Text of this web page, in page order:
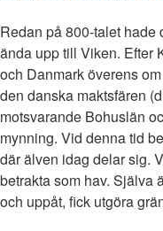
Redan på 800-talet hade
ända upp till Viken. Efter
och Danmark överens
den danska maktsfären
motsvarande Bohuslän
mynning. Vid denna tid
där älven idag delar sig.
betrakta som hav. Själva
och uppåt, fick utgöra